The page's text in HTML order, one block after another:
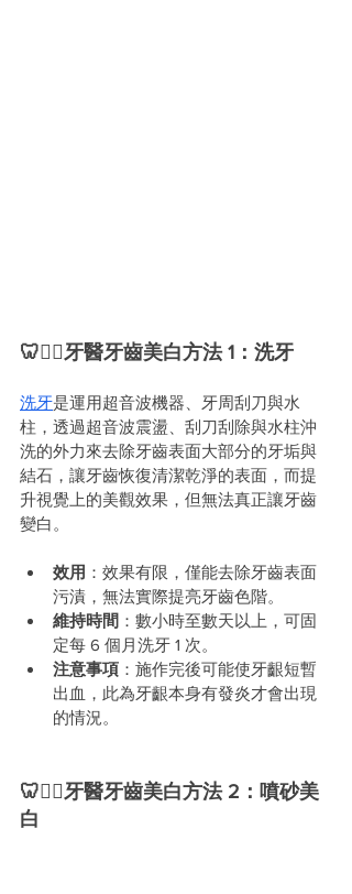
🦷🧑‍⚕️牙醫牙齒美白方法 1：洗牙
洗牙是運用超音波機器、牙周刮刀與水
柱，透過超音波震盪、刮刀刮除與水柱沖
洗的外力來去除牙齒表面大部分的牙垢與
結石，讓牙齒恢復清潔乾淨的表面，而提
升視覺上的美觀效果，但無法真正讓牙齒
變白。
效用 ：效果有限，僅能去除牙齒表面
污漬，無法實際提亮牙齒色階。
維持時間 ：數小時至數天以上，可固
定每 6 個月洗牙 1 次。
注意事項 ：施作完後可能使牙齦短暫
出血，此為牙齦本身有發炎才會出現
的情況。
🦷🧑‍⚕️牙醫牙齒美白方法 2：噴砂美
白